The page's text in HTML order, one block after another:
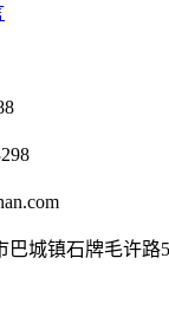
城镇石牌毛许路